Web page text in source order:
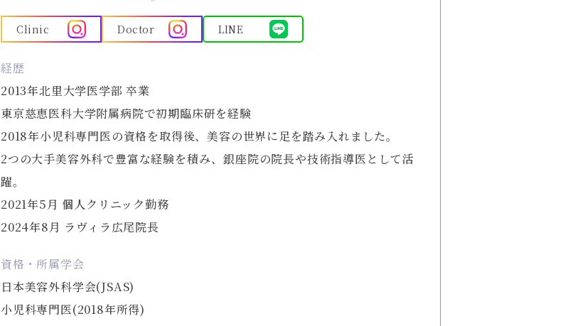
Clinic Doctor LINE
経歴
2013年北里大学医学部 卒業
東京慈恵医科大学附属病院で初期臨床研を経験
2018年小児科専門医の資格を取得後、美容の世界に足を踏み入れました。
2つの大手美容外科で豊富な経験を積み、銀座院の院長や技術指導医として活
躍。
2021年5月 個人クリニック勤務
2024年8月 ラヴィラ広尾院長
資格・所属学会
日本美容外科学会(JSAS)
小児科専門医(2018年所得)